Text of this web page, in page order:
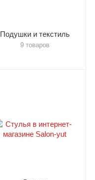
Подушки и текстиль
9 товаров